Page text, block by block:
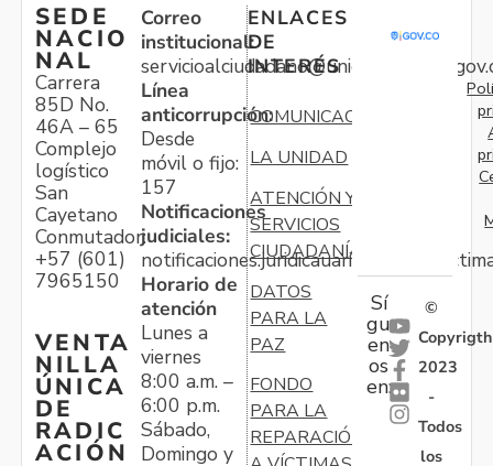
SEDE
NACIO
NAL
Carrera
85D No.
46A – 65
Complejo
logístico
San
Cayetano
Conmutador:
+57 (601)
7965150
VENTA
NILLA
ÚNICA
DE
RADIC
ACIÓN
Correo
institucional:
Línea
anticorrupción:
Desde
móvil o fijo:
157
Notificaciones
judiciales:
Horario de
atención
Lunes a
viernes
8:00 a.m. –
6:00 p.m.
Sábado,
Domingo y
ENLACES
DE
INTERÉS
COMUNICACIONES
LA UNIDAD
ATENCIÓN Y
SERVICIOS
CIUDADANÍA
DATOS
PARA LA
PAZ
FONDO
PARA LA
REPARACIÓN
Sí
gu
en
os
en:
©
Copyrigth
2023
-
Todos
los